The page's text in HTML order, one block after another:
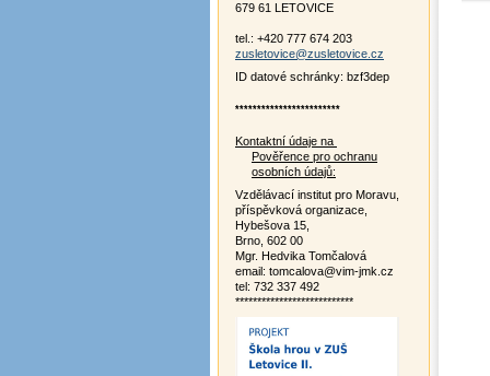
679 61 LETOVICE
tel.: +420 777 674 203
zusletovice@zusletovice.cz
ID datové schránky: bzf3dep
************************
Kontaktní údaje na
Pověřence pro ochranu
osobních údajů:
Vzdělávací institut pro Moravu,
příspěvková organizace,
Hybešova 15,
Brno, 602 00
Mgr. Hedvika Tomčalová
email: tomcalova@vim-jmk.cz
tel: 732 337 492
***************************